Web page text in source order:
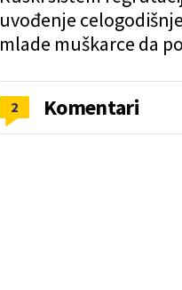
uvođenje
mlade muškarce da
2 Komentari